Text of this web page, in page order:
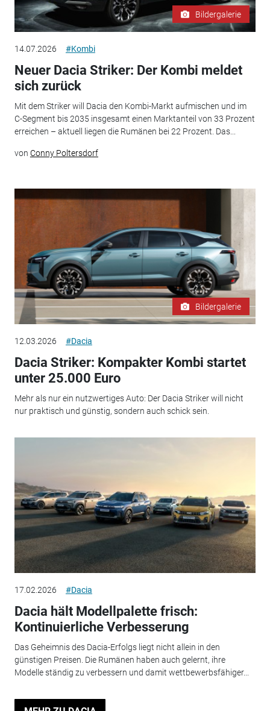
Bildergalerie
14.07.2026 #Kombi
Neuer Dacia Striker: Der Kombi meldet
sich zurück
Mit dem Striker will Dacia den Kombi-Markt aufmischen und im
C-Segment bis 2035 insgesamt einen Marktanteil von 33 Prozent
erreichen – aktuell liegen die Rumänen bei 22 Prozent. Das...
von Conny Poltersdorf
Bildergalerie
12.03.2026 #Dacia
Dacia Striker: Kompakter Kombi startet
unter 25.000 Euro
Mehr als nur ein nutzwertiges Auto: Der Dacia Striker will nicht
nur praktisch und günstig, sondern auch schick sein.
17.02.2026 #Dacia
Dacia hält Modellpalette frisch:
Kontinuierliche Verbesserung
Das Geheimnis des Dacia-Erfolgs liegt nicht allein in den
günstigen Preisen. Die Rumänen haben auch gelernt, ihre
Modelle ständig zu verbessern und damit wettbewerbsfähiger...